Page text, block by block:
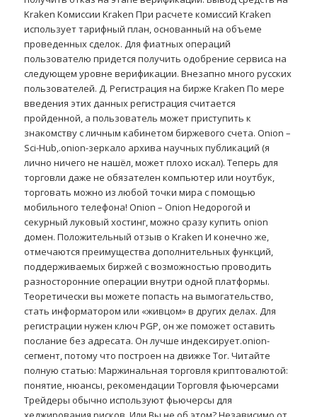
Kraken Комиссии Kraken При расчете комиссий Kraken
использует тарифный план, основанный на объеме
проведенных сделок. Для фиатных операций
пользователю придется получить одобрение сервиса на
следующем уровне верификации. Внезапно много русских
пользователей. Д. Регистрация на бирже Kraken По мере
введения этих данных регистрация считается
пройденной, а пользователь может приступить к
знакомству с личным кабинетом биржевого счета. Onion –
Sci-Hub,.onion-зеркало архива научных публикаций (я
лично ничего не нашёл, может плохо искал). Теперь для
торговли даже не обязателен компьютер или ноутбук,
торговать можно из любой точки мира с помощью
мобильного телефона! Onion – Onion Недорогой и
секурный луковый хостинг, можно сразу купить onion
домен. Положительный отзыв о Kraken И конечно же,
отмечаются преимущества дополнительных функций,
поддерживаемых биржей с возможностью проводить
разносторонние операции внутри одной платформы.
Теоретически вы можете попасть на вымогательство,
стать информатором или «живцом» в других делах. Для
регистрации нужен ключ PGP, он же поможет оставить
послание без адресата. Он лучше индексирует.onion-
сегмент, потому что построен на движке Tor. Читайте
полную статью: Маржинальная торговля криптовалютой:
понятие, нюансы, рекомендации Торговля фьючерсами
Трейдеры обычно используют фьючерсы для